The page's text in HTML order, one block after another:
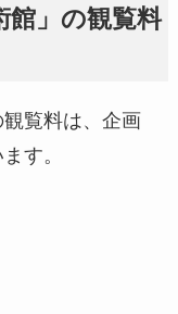
館」の観覧料
覧料は、企画
す。